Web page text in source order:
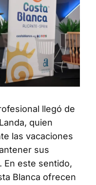
llegó de
quien
las vacaciones
sus
En este sentido,
Blanca ofrecen